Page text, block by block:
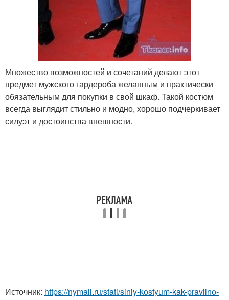
Множество возможностей и сочетаний делают этот
предмет мужского гардероба желанным и практически
обязательным для покупки в свой шкаф. Такой костюм
всегда выглядит стильно и модно, хорошо подчеркивает
силуэт и достоинства внешности.
Источник: https://nymall.ru/stati/siniy-kostyum-kak-pravilno-